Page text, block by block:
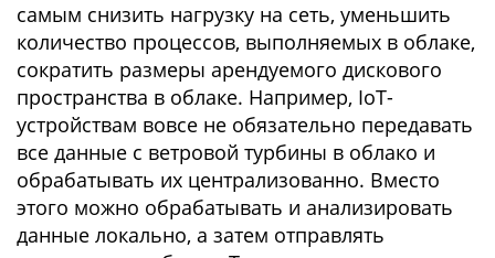
самым снизить нагрузку на сеть, уменьшить
количество процессов, выполняемых в облаке,
сократить размеры арендуемого дискового
пространства в облаке. Например, IoT-
устройствам вовсе не обязательно передавать
все данные с ветровой турбины в облако и
обрабатывать их централизованно. Вместо
этого можно обрабатывать и анализировать
данные локально, а затем отправлять